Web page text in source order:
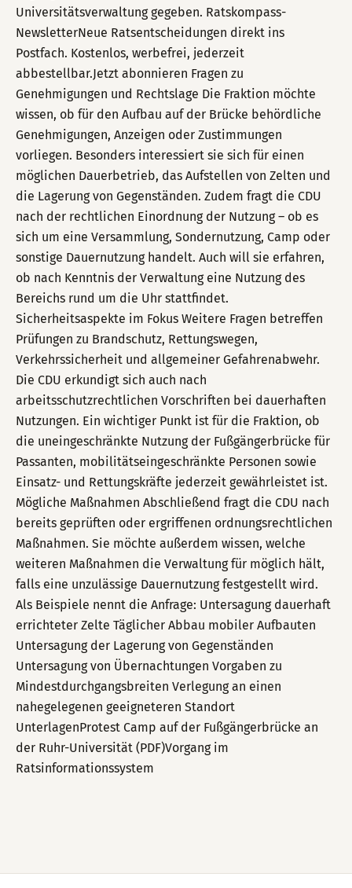
Universitätsverwaltung gegeben. Ratskompass-
NewsletterNeue Ratsentscheidungen direkt ins
Postfach. Kostenlos, werbefrei, jederzeit
abbestellbar.Jetzt abonnieren Fragen zu
Genehmigungen und Rechtslage Die Fraktion möchte
wissen, ob für den Aufbau auf der Brücke behördliche
Genehmigungen, Anzeigen oder Zustimmungen
vorliegen. Besonders interessiert sie sich für einen
möglichen Dauerbetrieb, das Aufstellen von Zelten und
die Lagerung von Gegenständen. Zudem fragt die CDU
nach der rechtlichen Einordnung der Nutzung – ob es
sich um eine Versammlung, Sondernutzung, Camp oder
sonstige Dauernutzung handelt. Auch will sie erfahren,
ob nach Kenntnis der Verwaltung eine Nutzung des
Bereichs rund um die Uhr stattfindet.
Sicherheitsaspekte im Fokus Weitere Fragen betreffen
Prüfungen zu Brandschutz, Rettungswegen,
Verkehrssicherheit und allgemeiner Gefahrenabwehr.
Die CDU erkundigt sich auch nach
arbeitsschutzrechtlichen Vorschriften bei dauerhaften
Nutzungen. Ein wichtiger Punkt ist für die Fraktion, ob
die uneingeschränkte Nutzung der Fußgängerbrücke für
Passanten, mobilitätseingeschränkte Personen sowie
Einsatz- und Rettungskräfte jederzeit gewährleistet ist.
Mögliche Maßnahmen Abschließend fragt die CDU nach
bereits geprüften oder ergriffenen ordnungsrechtlichen
Maßnahmen. Sie möchte außerdem wissen, welche
weiteren Maßnahmen die Verwaltung für möglich hält,
falls eine unzulässige Dauernutzung festgestellt wird.
Als Beispiele nennt die Anfrage: Untersagung dauerhaft
errichteter Zelte Täglicher Abbau mobiler Aufbauten
Untersagung der Lagerung von Gegenständen
Untersagung von Übernachtungen Vorgaben zu
Mindestdurchgangsbreiten Verlegung an einen
nahegelegenen geeigneteren Standort
UnterlagenProtest Camp auf der Fußgängerbrücke an
der Ruhr-Universität (PDF)Vorgang im
Ratsinformationssystem